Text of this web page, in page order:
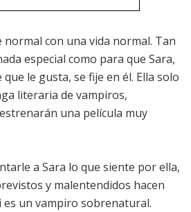
normal con una vida normal. Tan
especial como para que Sara,
le gusta, se fije en él. Ella solo
literaria de vampiros,
una película muy
a Sara lo que siente por ella,
y malentendidos hacen
es un vampiro sobrenatural.